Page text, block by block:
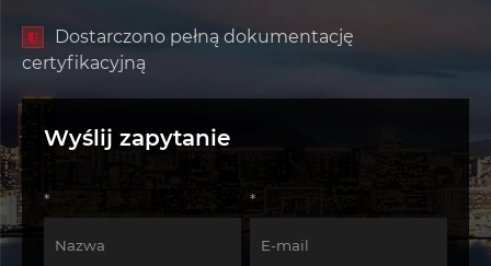
Dostarczono pełną dokumentację
certyfikacyjną
Wyślij zapytanie
* *